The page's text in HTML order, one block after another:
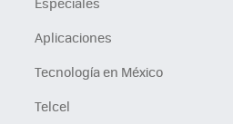
Aplicaciones
Tecnología en México
Telcel